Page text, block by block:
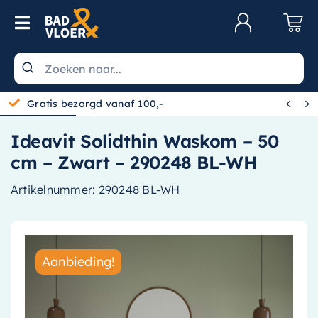
Skip to content
Toggle Navigation
Wastafels
Toiletten
Spiegels
Badkamermeubels
Baden
Gratis bezorgd vanaf 100,-  
Ideavit Solidthin Waskom – 50
cm – Zwart – 290248 BL-WH
Artikelnummer: 290248 BL-WH
Aanbieding!